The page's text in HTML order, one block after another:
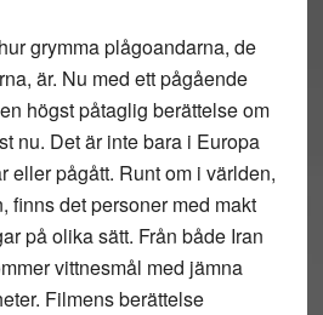
grymma plågoandarna, de
är. Nu med ett pågående
högst påtaglig berättelse om
nu. Det är inte bara i Europa
eller pågått. Runt om i världen,
finns det personer med makt
på olika sätt. Från både Iran
vittnesmål med jämna
Filmens berättelse